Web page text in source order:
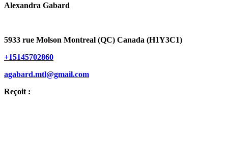
Alexandra Gabard
5933 rue Molson Montreal (QC) Canada (H1Y3C1)
+15145702860
agabard.mtl@gmail.com
Reçoit :